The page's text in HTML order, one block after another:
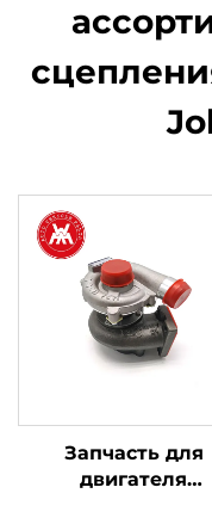
Запчасть для
двигателя